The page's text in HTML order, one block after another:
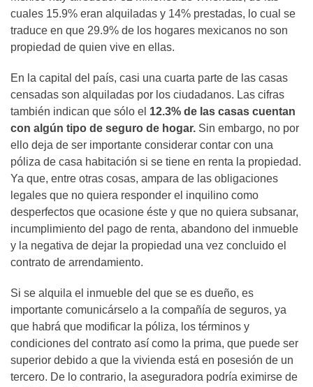
cuales 15.9% eran alquiladas y 14% prestadas, lo cual se
traduce en que 29.9% de los hogares mexicanos no son
propiedad de quien vive en ellas.
En la capital del país, casi una cuarta parte de las casas
censadas son alquiladas por los ciudadanos. Las cifras
también indican que sólo el 12.3% de las casas cuentan
con algún tipo de seguro de hogar. Sin embargo, no por
ello deja de ser importante considerar contar con una
póliza de casa habitación si se tiene en renta la propiedad.
Ya que, entre otras cosas, ampara de las obligaciones
legales que no quiera responder el inquilino como
desperfectos que ocasione éste y que no quiera subsanar,
incumplimiento del pago de renta, abandono del inmueble
y la negativa de dejar la propiedad una vez concluido el
contrato de arrendamiento.
Si se alquila el inmueble del que se es dueño, es
importante comunicárselo a la compañía de seguros, ya
que habrá que modificar la póliza, los términos y
condiciones del contrato así como la prima, que puede ser
superior debido a que la vivienda está en posesión de un
tercero. De lo contrario, la aseguradora podría eximirse de